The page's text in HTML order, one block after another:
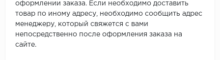
оформлении заказа. Если необходимо доставить
товар по иному адресу, необходимо сообщить адрес
менеджеру, который свяжется с вами
непосредственно после оформления заказа на
сайте.